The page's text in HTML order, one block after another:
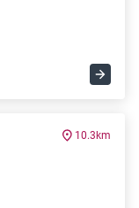
10.3km